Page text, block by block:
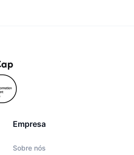
Empresa
Sobre nós